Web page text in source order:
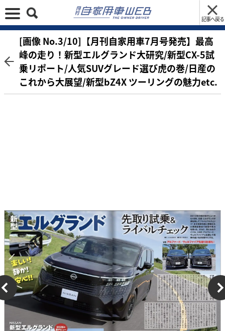
記事へ戻る
[画像 No.3/10]【月刊自家用車7月号発売】最高
峰の走り！新型エルグランド大研究/新型CX-5試
乗リポート/人気SUVグレード選び虎の巻/日産の
これから大展望/新型bZ4X ツーリングの魅力etc.